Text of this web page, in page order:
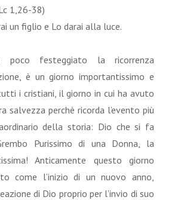
1,26-38)
un figlio e Lo darai alla luce.
poco festeggiato la ricorrenza
è un giorno importantissimo e
i cristiani, il giorno in cui ha avuto
salvezza perchè ricorda l’evento più
della storia: Dio che si fa
Purissimo di una Donna, la
Anticamente questo giorno
come l’inizio di un nuovo anno,
di Dio proprio per l’invio di suo